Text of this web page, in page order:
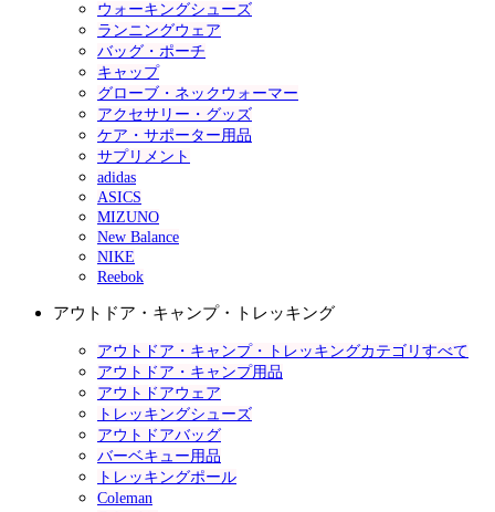
ウォーキングシューズ
ランニングウェア
バッグ・ポーチ
キャップ
グローブ・ネックウォーマー
アクセサリー・グッズ
ケア・サポーター用品
サプリメント
adidas
ASICS
MIZUNO
New Balance
NIKE
Reebok
アウトドア・キャンプ・トレッキング
アウトドア・キャンプ・トレッキングカテゴリすべて
アウトドア・キャンプ用品
アウトドアウェア
トレッキングシューズ
アウトドアバッグ
バーベキュー用品
トレッキングポール
Coleman